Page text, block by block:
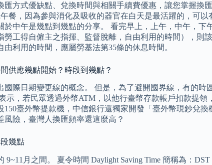
匯方式優缺點、兌換時間與相關手續費優惠，讓您掌握
餐，因為參與消化及吸收的器官在白天是最活躍的，可
於中午是幾點到幾點的分享。 看完早上，上午，中午，
勞工得自僱主之指揮、監督脫離，自由利用的時間），
利用的時間，應屬勞基法第35條的休息時間。
供應幾點開始？時段到幾點？
國際日期變更線的概念。 但是，為了避開國界線，有的
示，若民眾透過外幣ATM，以他行臺幣存款帳戶扣款提
150臺外幣提款機，中信銀行還獨家開發「臺外幣現鈔兌
風險，臺灣人換匯頻率還這麼高？
幾點
9~11月之間。 夏令時間 Daylight Saving Time 簡稱為：